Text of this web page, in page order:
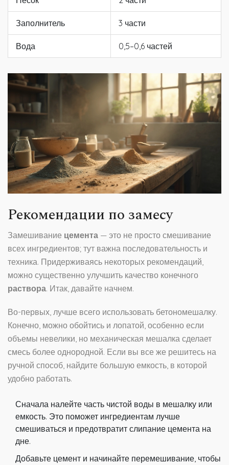
Заполнитель 3 части
Вода 0,5–0,6 частей
Рекомендации по замесу
Замешивание цемента — это не просто смешивание
всех ингредиентов; тут важна последовательность и
техника. Придерживаясь некоторых рекомендаций,
можно существенно улучшить качество конечного
раствора. Итак, давайте начнем.
Во-первых, лучше всего использовать бетономешалку.
Конечно, можно обойтись и лопатой, особенно если
объемы невелики, но механическая мешалка сделает
смесь более однородной. Если вы все же решитесь на
ручной способ, найдите большую емкость, в которой
удобно работать.
Сначала налейте часть чистой воды в мешалку или
емкость. Это поможет ингредиентам лучше
смешиваться и предотвратит слипание цемента на
дне.
Добавьте цемент и начинайте перемешивание, чтобы